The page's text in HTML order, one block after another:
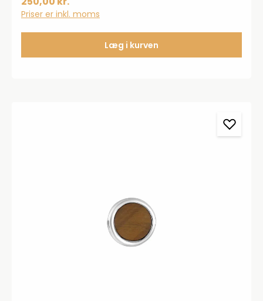
Priser er inkl. moms
Læg i kurven